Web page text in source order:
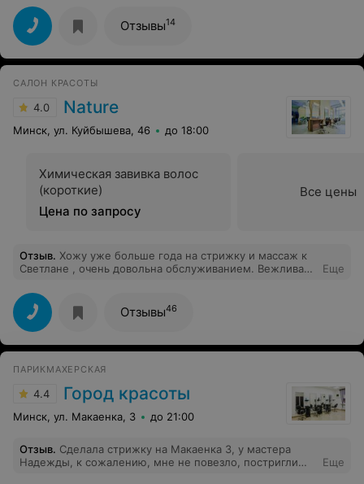
мастера. Подбирали стрижку не просто абы как по
тому что мне она на ком-то понравилась, а по типу
лица и с тонной журналов. В результате ВСЕГДА
идеально! И красила так что у меня все спрашивали
как я добилась такого идеально-блондинного цвета. В
точно в надежных руках.
Отзывы14
САЛОН КРАСОТЫ
4.0 Nature
Минск, ул. Куйбышева, 46 до 18:00
Химическая завивка волос
(короткие)
Цена по запросу
Все цены
Отзыв. Хожу уже больше года на стрижку и массаж к
Светлане , очень довольна обслуживанием. Вежливая
Спасибо большое за внимание и красоту .
Еще
Отзывы46
ПАРИКМАХЕРСКАЯ
4.4 Город красоты
Минск, ул. Макаенка, 3 до 21:00
Отзыв. Сделала стрижку на Макаенка 3, у мастера
Надежды, к сожалению, мне не повезло, постригли
Еще